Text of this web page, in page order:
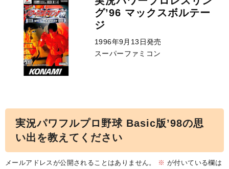
グ’96 マックスボルテー
ジ
1996年9月13日発売
スーパーファミコン
実況パワフルプロ野球 Basic版’98の思
い出を教えてください
メールアドレスが公開されることはありません。 ※ が付いている欄は